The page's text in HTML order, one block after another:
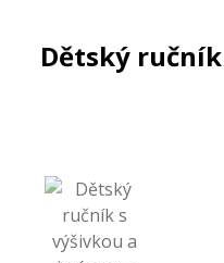
Dětský